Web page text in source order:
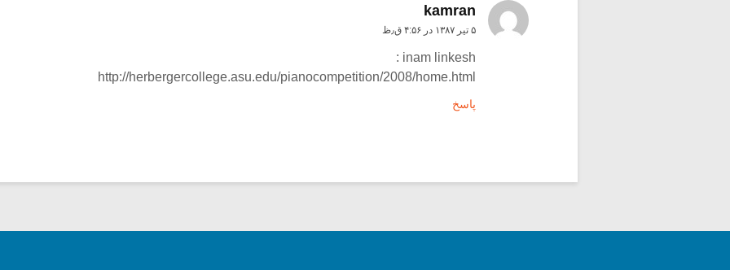
kamran
۵ تیر ۱۳۸۷ در ۴:۵۶ ق٫ظ
inam linkesh :
http://herbergercollege.asu.edu/pianocompetition/2008/home.html
پاسخ